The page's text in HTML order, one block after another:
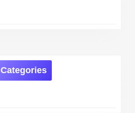
Categories